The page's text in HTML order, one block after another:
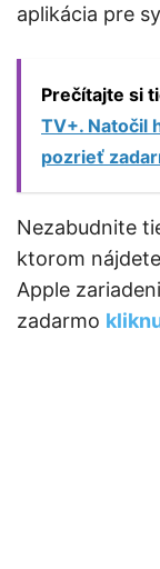
aplikácia pre
Prečítajte si
TV+. Natočil
pozrieť
Nezabudnite
ktorom
Apple
zadarmo